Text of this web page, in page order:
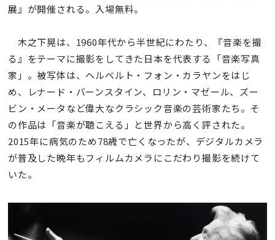
展』が開催される。入場無料。
木之下晃は、1960年代から半世紀にわたり、『音楽を撮
る』をテーマに撮影をしてきた日本を代表する「音楽写真
家」。被写体は、ヘルベルト・フォン・カラヤンをはじ
め、レナード・バーンスタイン、ロリン・マゼール、ズー
ビン・メータなど偉大なクラシック音楽の芸術家たち。そ
の作品は「音楽が聴こえる」と世界から高く評された。
2015年に病気のため78歳で亡くなったが、デジタルカメラ
が普及した晩年もフィルムカメラにこだわり撮影を続けて
いた。